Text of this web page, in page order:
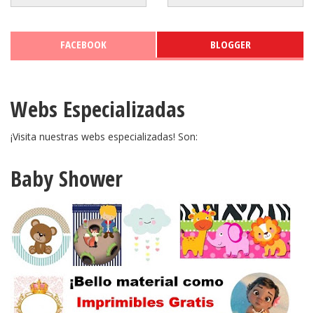
FACEBOOK BLOGGER
Webs Especializadas
¡Visita nuestras webs especializadas! Son:
Baby Shower